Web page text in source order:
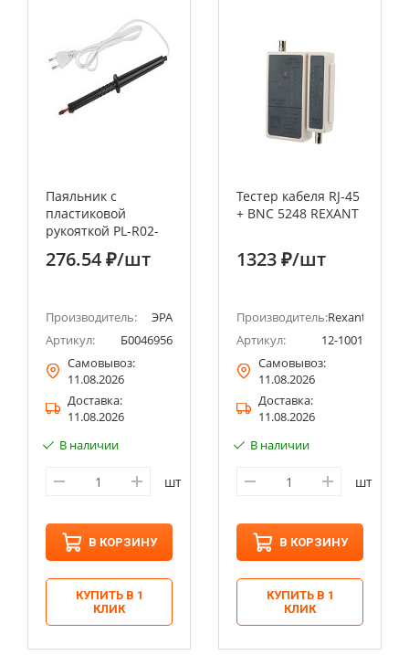
Паяльник с
пластиковой
рукояткой PL-R02-
40 W ЭРА ЭПСН 230
В 40 Вт ЭРА
276.54 ₽/шт
Производитель:
ЭРА
Артикул:
Б0046956
Самовывоз:
11.08.2026
Доставка:
11.08.2026
В наличии
шт
В КОРЗИНУ
КУПИТЬ В 1
КЛИК
Тестер кабеля RJ-45
+ BNC 5248 REXANT
1323 ₽/шт
Производитель:Rexant
Артикул:
12-1001
Самовывоз:
11.08.2026
Доставка:
11.08.2026
В наличии
шт
В КОРЗИНУ
КУПИТЬ В 1
КЛИК